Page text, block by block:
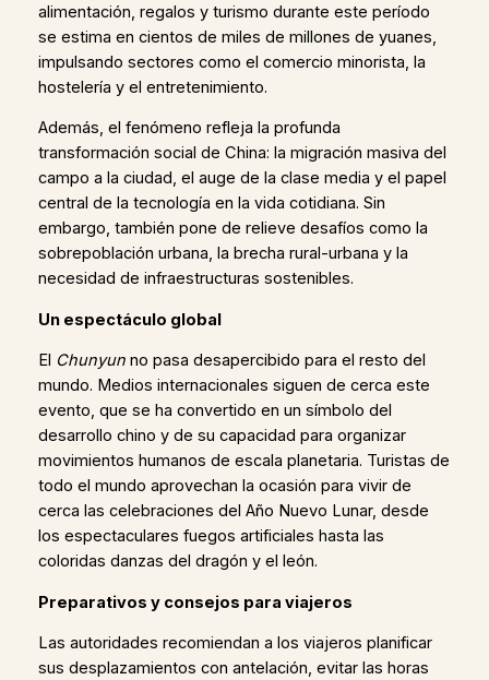
alimentación, regalos y turismo durante este período
se estima en cientos de miles de millones de yuanes,
impulsando sectores como el comercio minorista, la
hostelería y el entretenimiento.
Además, el fenómeno refleja la profunda
transformación social de China: la migración masiva del
campo a la ciudad, el auge de la clase media y el papel
central de la tecnología en la vida cotidiana. Sin
embargo, también pone de relieve desafíos como la
sobrepoblación urbana, la brecha rural-urbana y la
necesidad de infraestructuras sostenibles.
Un espectáculo global
El Chunyunno pasa desapercibido para el resto del
mundo. Medios internacionales siguen de cerca este
evento, que se ha convertido en un símbolo del
desarrollo chino y de su capacidad para organizar
movimientos humanos de escala planetaria. Turistas de
todo el mundo aprovechan la ocasión para vivir de
cerca las celebraciones del Año Nuevo Lunar, desde
los espectaculares fuegos artificiales hasta las
coloridas danzas del dragón y el león.
Preparativos y consejos para viajeros
Las autoridades recomiendan a los viajeros planificar
sus desplazamientos con antelación, evitar las horas